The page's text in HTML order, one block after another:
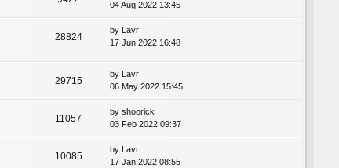
04 Aug 2022 13:45
28824
by
Lavr
17 Jun 2022 16:48
29715
by Lavr
06 May 2022 15:45
11057
by shoorick
03 Feb 2022 09:37
10085
by Lavr
17 Jan 2022 08:55